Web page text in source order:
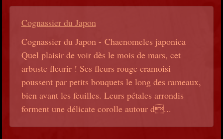
Cognassier du Japon
Cognassier du Japon - Chaenomeles japonica
Quel plaisir de voir dès le mois de mars, cet
arbuste fleurir ! Ses fleurs rouge cramoisi
poussent par petits bouquets le long des rameaux,
bien avant les feuilles. Leurs pétales arrondis
forment une délicate corolle autour d...